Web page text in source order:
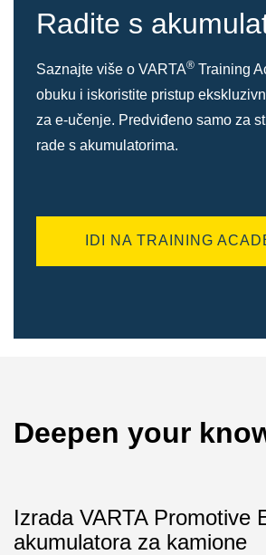
Radite s
Saznajte više o VARTA® Training
obuku i iskoristite pristup
za e-učenje. Predviđeno samo za
rade s akumulatorima.
IDI NA TRAINING
Deepen your
Izrada VARTA Promotive
akumulatora za kamione